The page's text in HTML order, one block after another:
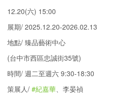
12.20(六) 15:00
展期/ 2025.12.20-2026.02.13
地點/ 臻品藝術中心
(台中市西區忠誠街35號)
時間/ 週二至週六 9:30-18:30
策展人/ #紀嘉華、李晏禎